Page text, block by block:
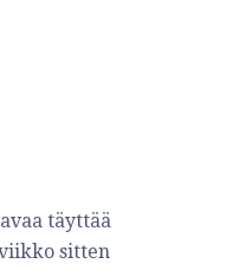
täyttää
sitten